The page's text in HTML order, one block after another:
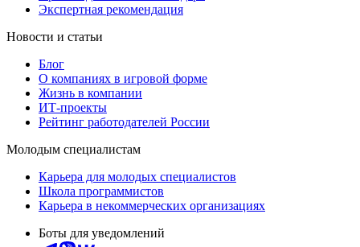
Экспертная рекомендация
Новости и статьи
Блог
О компаниях в игровой форме
Жизнь в компании
ИТ-проекты
Рейтинг работодателей России
Молодым специалистам
Карьера для молодых специалистов
Школа программистов
Карьера в некоммерческих организациях
Боты для уведомлений